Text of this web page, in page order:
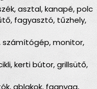
asztal, kanapé, polc
fagyasztó, tűzhely,
számítógép, monitor,
kerti bútor, grillsütő,